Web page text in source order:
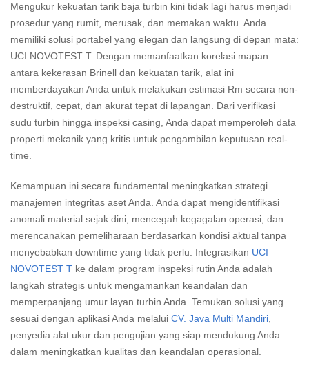
Mengukur kekuatan tarik baja turbin kini tidak lagi harus menjadi
prosedur yang rumit, merusak, dan memakan waktu. Anda
memiliki solusi portabel yang elegan dan langsung di depan mata:
UCI NOVOTEST T. Dengan memanfaatkan korelasi mapan
antara kekerasan Brinell dan kekuatan tarik, alat ini
memberdayakan Anda untuk melakukan estimasi Rm secara non-
destruktif, cepat, dan akurat tepat di lapangan. Dari verifikasi
sudu turbin hingga inspeksi casing, Anda dapat memperoleh data
properti mekanik yang kritis untuk pengambilan keputusan real-
time.
Kemampuan ini secara fundamental meningkatkan strategi
manajemen integritas aset Anda. Anda dapat mengidentifikasi
anomali material sejak dini, mencegah kegagalan operasi, dan
merencanakan pemeliharaan berdasarkan kondisi aktual tanpa
menyebabkan downtime yang tidak perlu. Integrasikan UCI
NOVOTEST T ke dalam program inspeksi rutin Anda adalah
langkah strategis untuk mengamankan keandalan dan
memperpanjang umur layan turbin Anda. Temukan solusi yang
sesuai dengan aplikasi Anda melalui CV. Java Multi Mandiri
penyedia alat ukur dan pengujian yang siap mendukung Anda
dalam meningkatkan kualitas dan keandalan operasional.